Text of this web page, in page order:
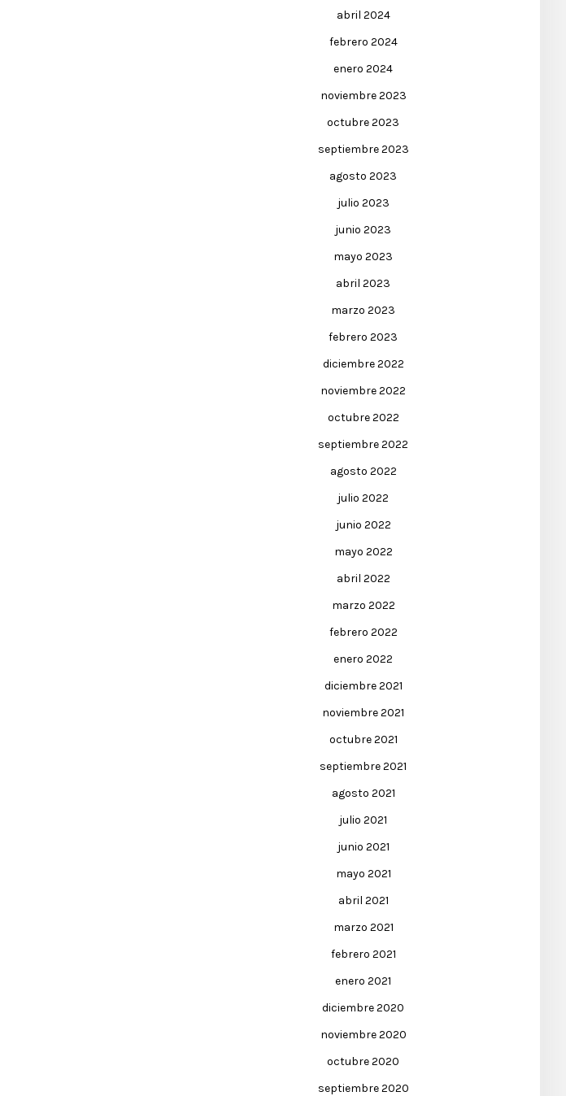
abril 2024
febrero 2024
enero 2024
noviembre 2023
octubre 2023
septiembre 2023
agosto 2023
julio 2023
junio 2023
mayo 2023
abril 2023
marzo 2023
febrero 2023
diciembre 2022
noviembre 2022
octubre 2022
septiembre 2022
agosto 2022
julio 2022
junio 2022
mayo 2022
abril 2022
marzo 2022
febrero 2022
enero 2022
diciembre 2021
noviembre 2021
octubre 2021
septiembre 2021
agosto 2021
julio 2021
junio 2021
mayo 2021
abril 2021
marzo 2021
febrero 2021
enero 2021
diciembre 2020
noviembre 2020
octubre 2020
septiembre 2020